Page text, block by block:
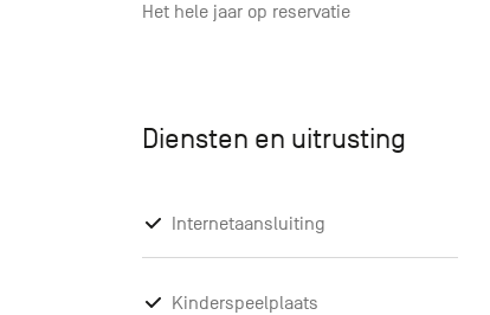
Het hele jaar op reservatie
Diensten en uitrusting
Internetaansluiting
Kinderspeelplaats